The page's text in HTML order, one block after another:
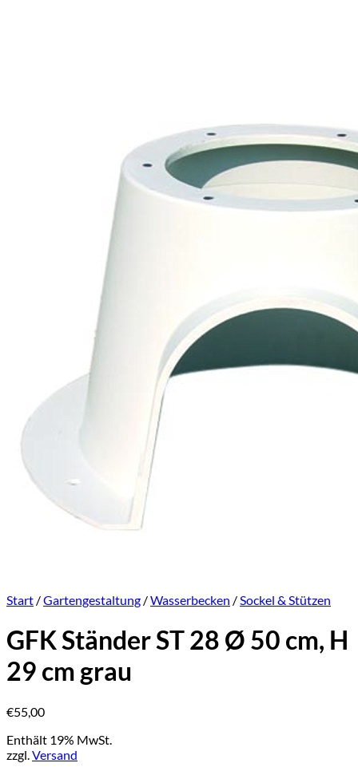
Start /Gartengestaltung /Wasserbecken /Sockel & Stützen
GFK Ständer ST 28 Ø 50 cm, H
29 cm grau
€55,00
Enthält 19% MwSt.
zzgl.Versand